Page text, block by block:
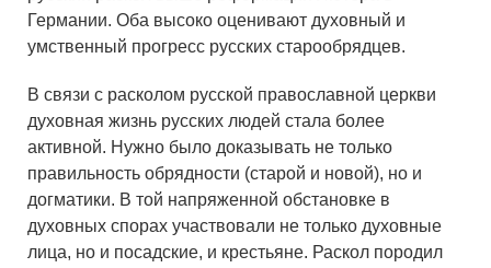
Германии. Оба высоко оценивают духовный и
умственный прогресс русских старообрядцев.
В связи с расколом русской православной церкви
духовная жизнь русских людей стала более
активной. Нужно было доказывать не только
правильность обрядности (старой и новой), но и
догматики. В той напряженной обстановке в
духовных спорах участвовали не только духовные
лица, но и посадские, и крестьяне. Раскол породил